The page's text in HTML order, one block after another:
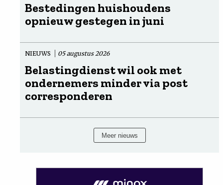
Bestedingen huishoudens
opnieuw gestegen in juni
NIEUWS 05 augustus 2026
Belastingdienst wil ook met
ondernemers minder via post
corresponderen
Meer nieuws